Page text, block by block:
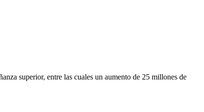
superior, entre las cuales un aumento de 25 millones de